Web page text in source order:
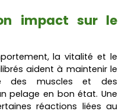
impact sur le
la vitalité et le
aident à maintenir le
des muscles et des
pelage en bon état. Une
réactions liées au